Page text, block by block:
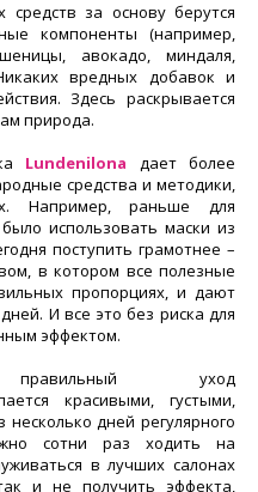
за основу берутся
компоненты (например,
авокадо, миндаля,
вредных добавок и
Здесь раскрывается
природа.
Lundenilona дает более
средства и методики,
Например, раньше для
использовать маски из
поступить грамотнее –
в котором все полезные
пропорциях, и дают
И все это без риска для
эффектом.
уход
красивыми, густыми,
дней регулярного
сотни раз ходить на
в лучших салонах
и не получить эффекта,